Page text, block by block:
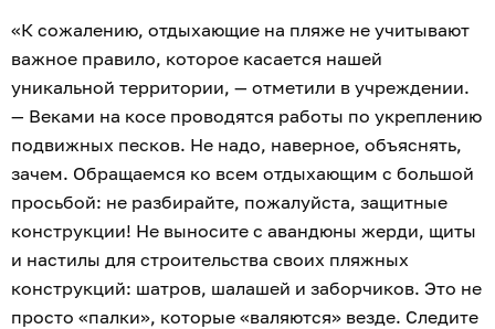
«К сожалению, отдыхающие на пляже не учитывают
важное правило, которое касается нашей
уникальной территории, — отметили в учреждении.
— Веками на косе проводятся работы по укреплению
подвижных песков. Не надо, наверное, объяснять,
зачем. Обращаемся ко всем отдыхающим с большой
просьбой: не разбирайте, пожалуйста, защитные
конструкции! Не выносите с авандюны жерди, щиты
и настилы для строительства своих пляжных
конструкций: шатров, шалашей и заборчиков. Это не
просто «палки», которые «валяются» везде. Следите